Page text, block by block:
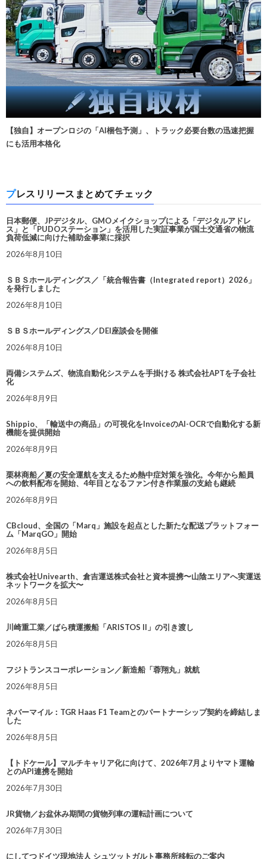
【独自】オープンロジの「AI梱包予測」、トラック必要台数の迅速把握
にも活用本格化
プレスリリースまとめてチェック
日本郵便、JPデジタル、GMOメイクショップによる「デジタルアドレ
ス」と「PUDOステーション」を活用した実証事業が国土交通省の物流
負荷低減に向けた補助金事業に採択
2026年8月10日
ＳＢＳホールディングス／「統合報告書（Integrated report）2026」
を発行しました
2026年8月10日
ＳＢＳホールディングス／DEI座談会を開催
2026年8月10日
両備システムズ、物流自動化システムを手掛ける 株式会社APTを子会社
化
2026年8月9日
Shippio、「輸送中の商品」の可視化をInvoiceのAI-OCRで自動化する新
機能を提供開始
2026年8月9日
栗林商船／夏の安全運航を支えるため熱中症対策を強化。今年から船員
への飲料配布を開始、4年目となるファン付き作業服の支給も継続
2026年8月9日
CBcloud、全国の「Marq」施設を起点とした新たな配送プラットフォー
ム「MarqGO」開始
2026年8月5日
株式会社Univearth、倉吉運送株式会社と資本提携〜山陰エリアへ実運送
ネットワークを拡大〜
2026年8月5日
川崎重工業／ばら積運搬船「ARISTOS II」の引き渡し
2026年8月5日
フジトランスコーポレーション／新造船「蓉翔丸」就航
2026年8月5日
ネバーマイル：TGR Haas F1 Teamとのパートナーシップ契約を締結しま
した
2026年8月5日
【トドケール】マルチキャリア化に向けて、2026年7月よりヤマト運輸
とのAPI連携を開始
2026年7月30日
JR貨物／お盆休み期間の貨物列車の運転計画について
2026年7月30日
にしてつドイツ現地法人 シュツットガルト事務所移転のご案内